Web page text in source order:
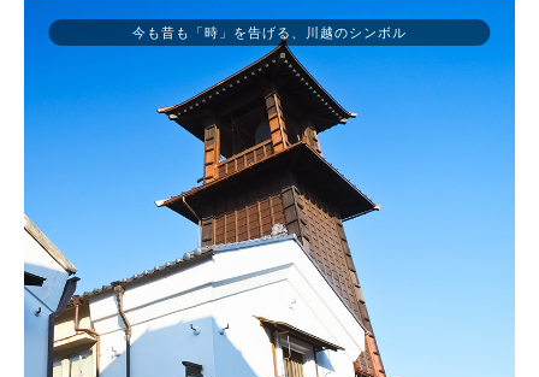
今も昔も「時」を告げる、川越のシンボル